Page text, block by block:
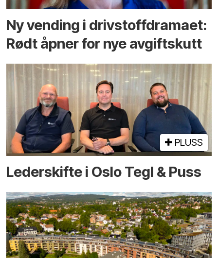
Ny vending i drivstoffdramaet:
Rødt åpner for nye avgiftskutt
PLUSS
Lederskifte i Oslo Tegl & Puss